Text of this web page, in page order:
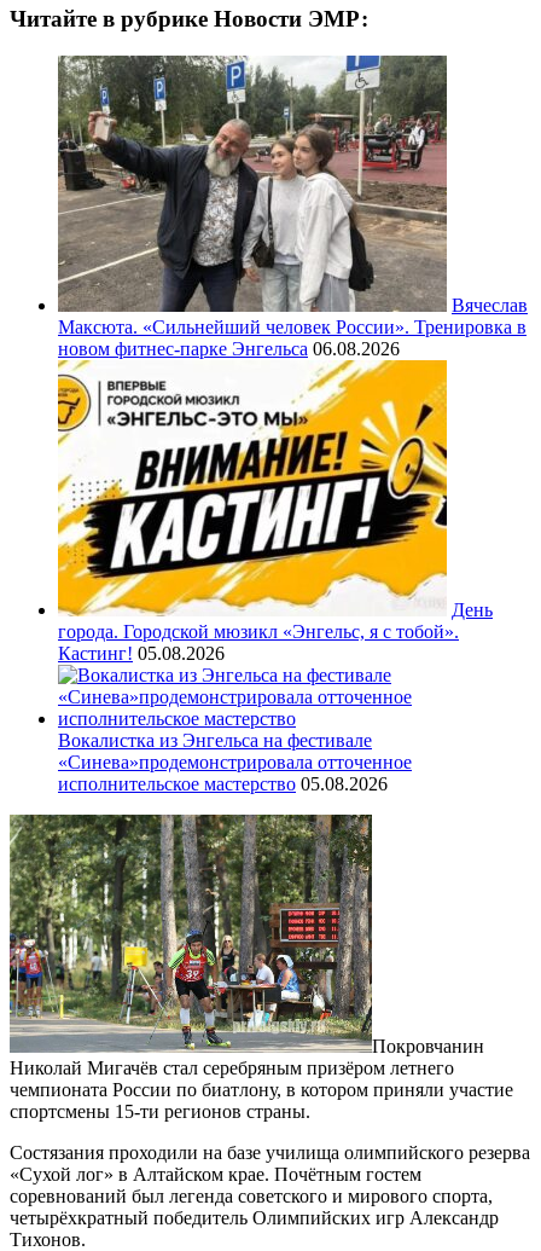
Читайте в рубрике Новости ЭМР:
Вячеслав
Максюта. «Сильнейший человек России». Тренировка в
новом фитнес-парке Энгельса 06.08.2026
День
города. Городской мюзикл «Энгельс, я с тобой».
Кастинг! 05.08.2026
Вокалистка из Энгельса на фестивале
«Синева»продемонстрировала отточенное
исполнительское мастерство 05.08.2026
Покровчанин
Николай Мигачёв стал серебряным призёром летнего
чемпионата России по биатлону, в котором приняли участие
спортсмены 15-ти регионов страны.
Состязания проходили на базе училища олимпийского резерва
«Сухой лог» в Алтайском крае. Почётным гостем
соревнований был легенда советского и мирового спорта,
четырёхкратный победитель Олимпийских игр Александр
Тихонов.